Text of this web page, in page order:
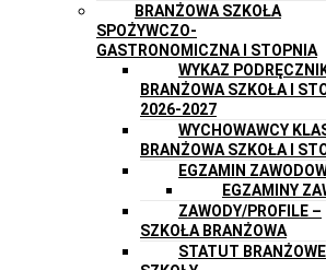
BRANŻOWA SZKOŁA
SPOŻYWCZO-
GASTRONOMICZNA I STOPNIA
WYKAZ
BRANŻOWA SZKOŁA I
2026-2027
WYCHOWAWCY
BRANŻOWA SZKOŁA I
EGZAMIN
EGZAMINY
ZAWODY/PROFILE –
SZKOŁA BRANŻOWA
STATUT